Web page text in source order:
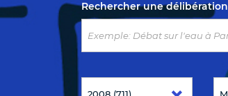
Rechercher une délibération